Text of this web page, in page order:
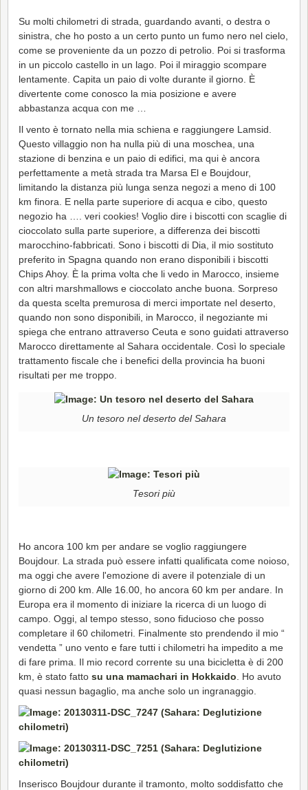
Su molti chilometri di strada, guardando avanti, o destra o
sinistra, che ho posto a un certo punto un fumo nero nel cielo,
come se proveniente da un pozzo di petrolio. Poi si trasforma
in un piccolo castello in un lago. Poi il miraggio scompare
lentamente. Capita un paio di volte durante il giorno. È
divertente come conosco la mia posizione e avere
abbastanza acqua con me …
Il vento è tornato nella mia schiena e raggiungere Lamsid.
Questo villaggio non ha nulla più di una moschea, una
stazione di benzina e un paio di edifici, ma qui è ancora
perfettamente a metà strada tra Marsa El e Boujdour,
limitando la distanza più lunga senza negozi a meno di 100
km finora. E nella parte superiore di acqua e cibo, questo
negozio ha …. veri cookies! Voglio dire i biscotti con scaglie di
cioccolato sulla parte superiore, a differenza dei biscotti
marocchino-fabbricati. Sono i biscotti di Dia, il mio sostituto
preferito in Spagna quando non erano disponibili i biscotti
Chips Ahoy. È la prima volta che li vedo in Marocco, insieme
con altri marshmallows e cioccolato anche buona. Sorpreso
da questa scelta premurosa di merci importate nel deserto,
quando non sono disponibili, in Marocco, il negoziante mi
spiega che entrano attraverso Ceuta e sono guidati attraverso
Marocco direttamente al Sahara occidentale. Così lo speciale
trattamento fiscale che i benefici della provincia ha buoni
risultati per me troppo.
Un tesoro nel deserto del Sahara
Tesori più
Ho ancora 100 km per andare se voglio raggiungere
Boujdour. La strada può essere infatti qualificata come noioso,
ma oggi che avere l'emozione di avere il potenziale di un
giorno di 200 km. Alle 16.00, ho ancora 60 km per andare. In
Europa era il momento di iniziare la ricerca di un luogo di
campo. Oggi, al tempo stesso, sono fiducioso che posso
completare il 60 chilometri. Finalmente sto prendendo il mio “
vendetta ” uno vento e fare tutti i chilometri ha impedito a me
di fare prima. Il mio record corrente su una bicicletta è di 200
km, è stato fatto su una mamachari in Hokkaido . Ho avuto
quasi nessun bagaglio, ma anche solo un ingranaggio.
Inserisco Boujdour durante il tramonto, molto soddisfatto che